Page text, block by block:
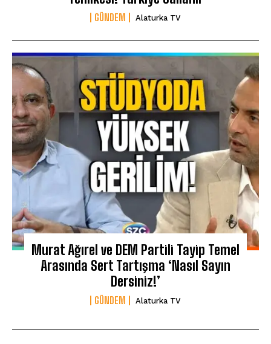
GÜNDEM Alaturka TV
Murat Ağırel ve DEM Partili Tayip Temel
Arasında Sert Tartışma ‘Nasıl Sayın
Dersiniz!’
GÜNDEM Alaturka TV